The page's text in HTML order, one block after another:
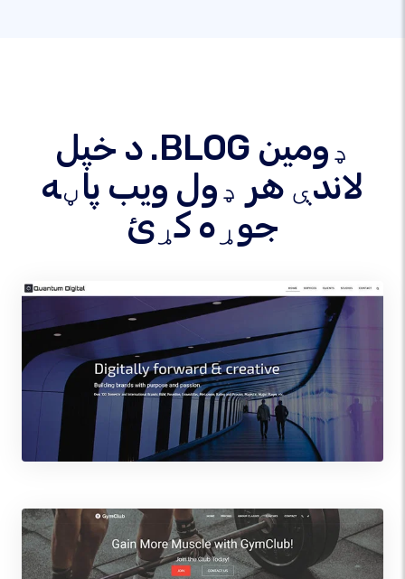
د خپل .BLOG ډومین
لاندې هر ډول ویب پاڼه
جوړه کړئ